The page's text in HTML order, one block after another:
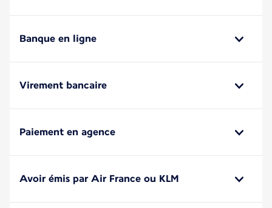
Banque en ligne
Virement bancaire
Paiement en agence
Avoir émis par Air France ou KLM